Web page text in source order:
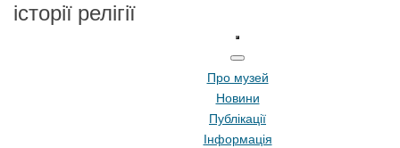
історії релігії
Про музей
Новини
Публікації
Інформація